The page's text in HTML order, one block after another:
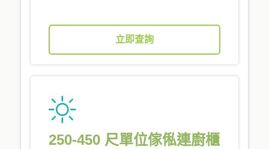
立即查詢
250-450 尺單位傢俬連廚櫃